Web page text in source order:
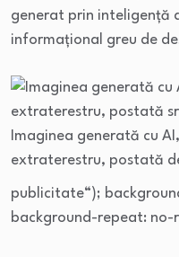
generat prin inteligență
informațional greu de
Imaginea generată cu
extraterestru, postată
publicitate“);
background-repeat: no-